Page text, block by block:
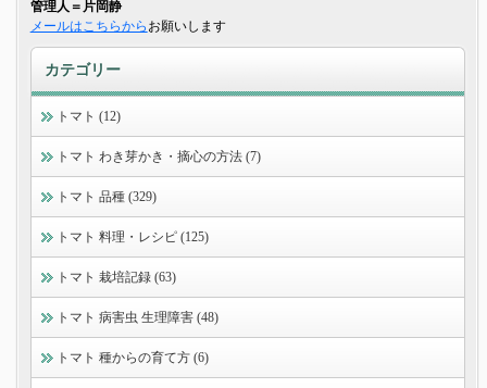
管理人＝片岡静
メールはこちらから お願いします
カテゴリー
トマト (12)
トマト わき芽かき・摘心の方法 (7)
トマト 品種 (329)
トマト 料理・レシピ (125)
トマト 栽培記録 (63)
トマト 病害虫 生理障害 (48)
トマト 種からの育て方 (6)